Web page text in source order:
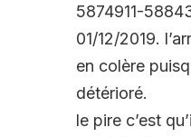
5874911-
01/12/2019.
en colère
détérioré.
le pire c’est